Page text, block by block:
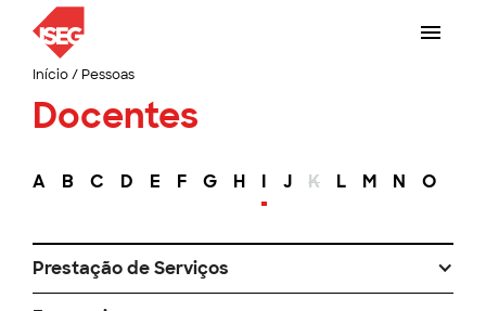
Início/ Pessoas
Docentes
A B C D E F G H I J K L M N O
Prestação de Serviços